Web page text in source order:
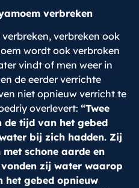
verbreken
verbreken, verbreken ook
wordt ook verbroken
vindt of men weer in
de eerder verrichte
niet opnieuw verricht te
overlevert: “Twee
de tijd van het gebed
bij zich hadden. Zij
schone aarde en
zij water waarop
het gebed opnieuw